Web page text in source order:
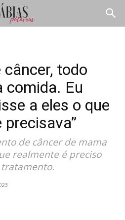
câncer, todo
comida. Eu
a eles o que
de câncer de mama
realmente é preciso